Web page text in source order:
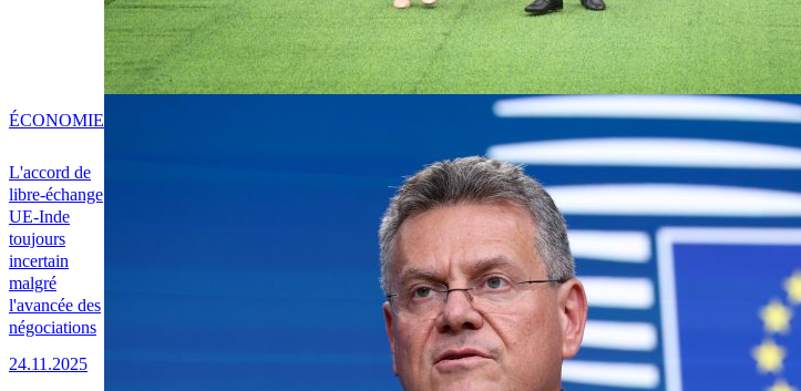
L'accord de
libre-échange
UE-Inde
toujours
incertain
malgré
l'avancée des
négociations
24.11.2025
ÉCONOMIE